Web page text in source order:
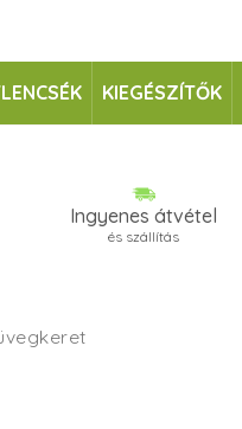
KIEGÉSZÍTŐK
Ingyenes átvétel
és szállítás